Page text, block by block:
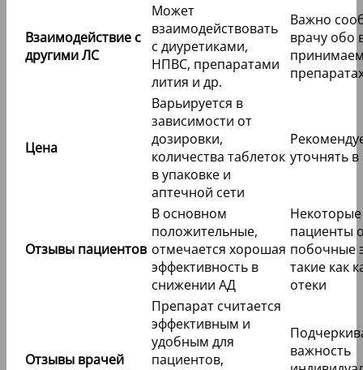
Взаимодействие с
другими ЛС
Может
взаимодействовать
с диуретиками,
НПВС, препаратами
лития и др.
Важно
врачу обо
Цена
Варьируется в
зависимости от
дозировки,
количества таблеток
в упаковке и
аптечной сети
уточнять в
Отзывы пациентов
В основном
положительные,
отмечается хорошая
эффективность в
снижении АД
Некоторые
пациенты
побочные
такие как
отеки
Отзывы врачей
Препарат считается
эффективным и
удобным для
пациентов,
важность